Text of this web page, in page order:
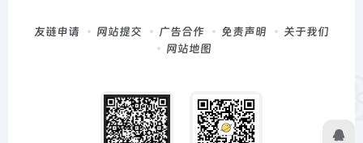
友链申请 网站提交 广告合作 免责声明
关于我们
网站地图